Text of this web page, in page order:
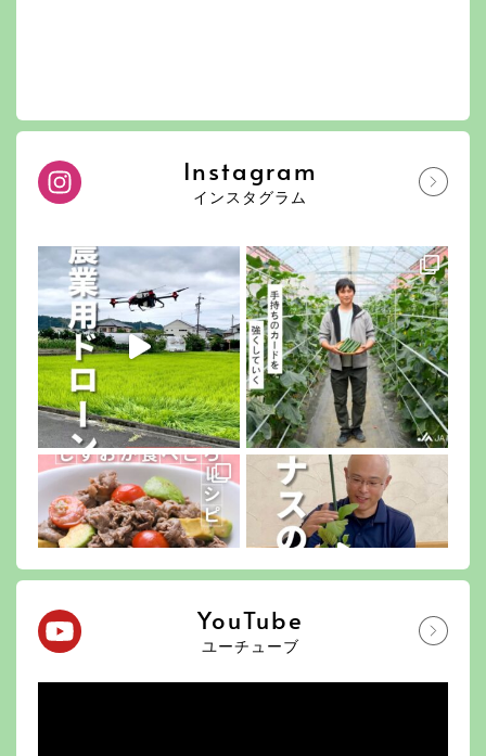
Instagram
インスタグラム
YouTube
ユーチューブ